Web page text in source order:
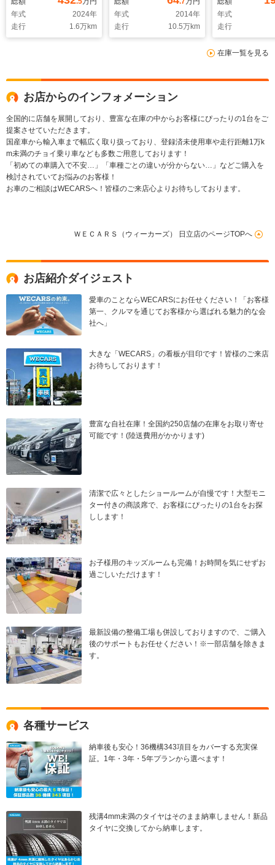
アイサイト/エアーシ
ート 前席/車線逸脱防
止支援システム/シー
ト 合皮/電動バックド
年式
2024年
走行
1.6万km
HID/EBD付ABS/横滑
り防止装置/アイドリ
ングストップ/禁煙車/
エアバッグ 運転席
年式
2014年
走行
10.5万km
ックビューモ
車線逸脱防止
テム/オートス
ドライブレコ
前後
年式
走行
在庫一覧を見る
お店からのインフォメーション
全国的に店舗を展開しており、豊富な在庫の中からお客様にぴったりの1台をご
提案させていただきます。
国産車から輸入車まで幅広く取り扱っており、登録済未使用車や走行距離1万k
m未満のチョイ乗り車なども多数ご用意しております！
「初めての車購入で不安…」「車種ごとの違いが分からない…」などご購入を
検討されていてお悩みのお客様！
お車のご相談はWECARSへ！皆様のご来店心よりお待ちしております。
ＷＥＣＡＲＳ（ウィーカーズ） 日立店のページTOPへ
お店紹介ダイジェスト
愛車のことならWECARSにお任せください！「お客様
第一、クルマを通じてお客様から選ばれる魅力的な会
社へ」
大きな「WECARS」の看板が目印です！皆様のご来店
お待ちしております！
豊富な自社在庫！全国約250店舗の在庫をお取り寄せ
可能です！(陸送費用がかかります)
清潔で広々としたショールームが自慢です！大型モニ
ター付きの商談席で、お客様にぴったりの1台をお探
しします！
お子様用のキッズルームも完備！お時間を気にせずお
過ごしいただけます！
最新設備の整備工場も併設しておりますので、ご購入
後のサポートもお任せください！※一部店舗を除きま
す。
各種サービス
納車後も安心！36機構343項目をカバーする充実保
証。1年・3年・5年プランから選べます！
残溝4mm未満のタイヤはそのまま納車しません！新品
タイヤに交換してから納車します。